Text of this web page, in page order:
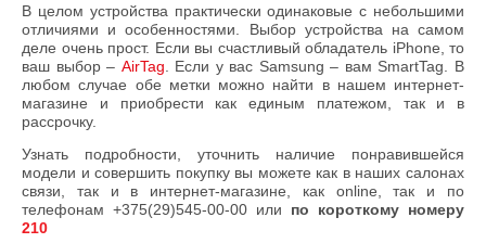
В целом устройства практически одинаковые с небольшими
отличиями и особенностями. Выбор устройства на самом
деле очень прост. Если вы счастливый обладатель iPhone, то
ваш выбор – AirTag . Если у вас Samsung – вам SmartTag. В
любом случае обе метки можно найти в нашем интернет-
магазине и приобрести как единым платежом, так и в
рассрочку.
Узнать подробности, уточнить наличие понравившейся
модели и совершить покупку вы можете как в наших салонах
связи, так и в интернет-магазине, как online, так и по
телефонам +375(29)545-00-00 или по короткому номеру
210